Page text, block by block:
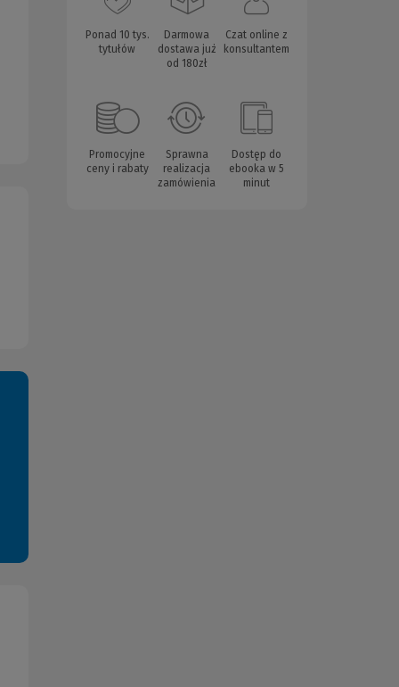
Ponad 10 tys.
tytułów
Darmowa
dostawa już
od 180zł
Czat online z
konsultantem
Promocyjne
ceny i rabaty
Sprawna
realizacja
zamówienia
Dostęp do
ebooka w 5
minut